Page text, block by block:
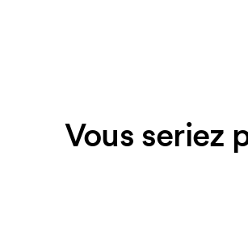
Vous seriez